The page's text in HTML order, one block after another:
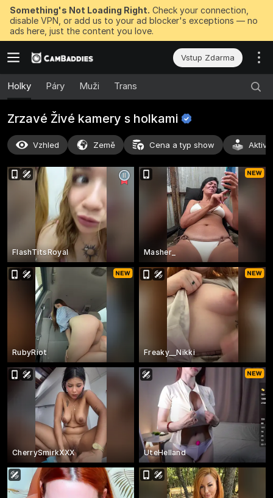
Something's Not Loading Right. Check your connection,
disable VPN, or add us to your ad blocker's exceptions — no
ads here, just the content you love.
Vstup Zdarma
Holky Páry Muži Trans
Zrzavé Živé kamery s holkami
Vzhled Země Cena a typ show
FlashTitsRoyal Masher_
RubyRiot Freaky__Nikki
CherrySmirkXXX UteHelland